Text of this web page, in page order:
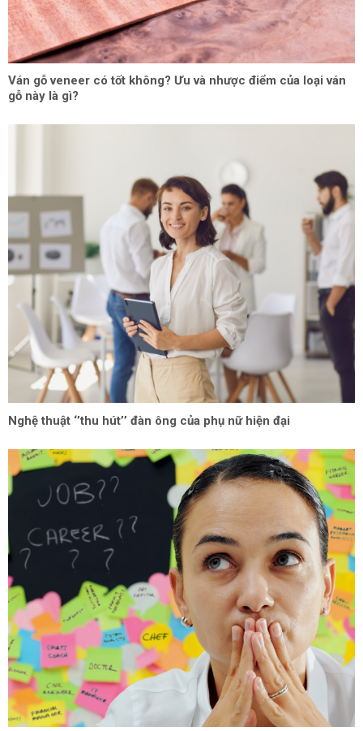
Ván gỗ veneer có tốt không? Ưu và nhược điểm của loại ván
gỗ này là gì?
Nghệ thuật ‘’thu hút’’ đàn ông của phụ nữ hiện đại